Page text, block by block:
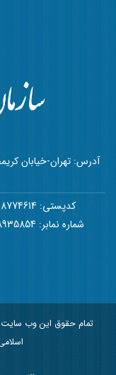
آدرس: تهران-خیابان
کدپستی: 1598774614
شماره نمابر: 02188935854
تمام حقوق این وب سایت,